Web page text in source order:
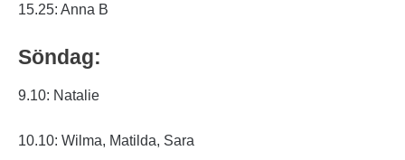
15.25: Anna B
Söndag:
9.10: Natalie
10.10: Wilma, Matilda, Sara